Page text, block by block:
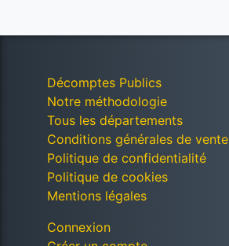
Décomptes Publics
Notre méthodologie
Tous les départements
Conditions générales de vente
Politique de confidentialité
Politique de cookies
Mentions légales
Connexion